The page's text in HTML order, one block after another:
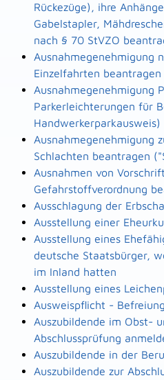
Rückezüge), ihre
Gabelstapler,
nach § 70 StVZO
Ausnahmegenehmigung
Einzelfahrten beantragen
Ausnahmegenehmigung
Parkerleichterungen für
Handwerkerparkausweis)
Ausnahmegenehmigung
Schlachten beantragen
Ausnahmen von
Gefahrstoffverordnung
Ausschlagung der
Ausstellung einer
Ausstellung eines
deutsche Staatsbürger,
im Inland hatten
Ausstellung eines
Ausweispflicht -
Auszubildende im Obst-
Abschlussprüfung
Auszubildende in der
Auszubildende zur